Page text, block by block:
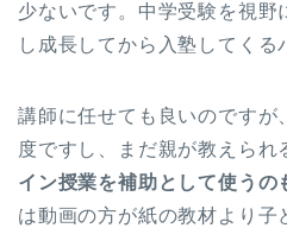
少ないです。中学受験を視野
し成長してから入塾してくる
講師に任せても良いのですが
度ですし、まだ親が教えられ
イン授業を補助として使うの
は動画の方が紙の教材より子